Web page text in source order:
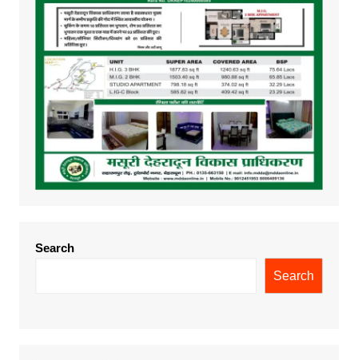
Search
Search